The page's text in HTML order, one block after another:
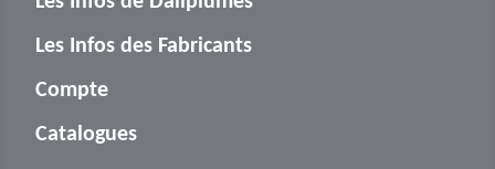
Les Infos des Fabricants
Compte
Catalogues